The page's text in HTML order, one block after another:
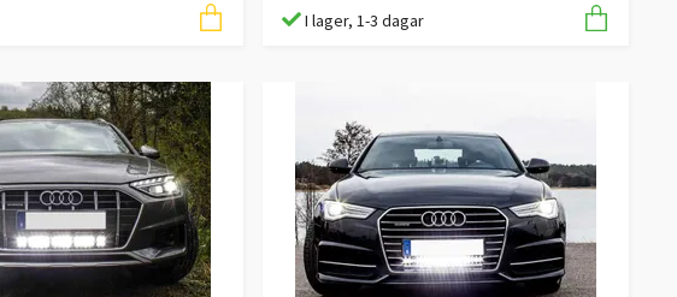
I lager, 1-3 dagar